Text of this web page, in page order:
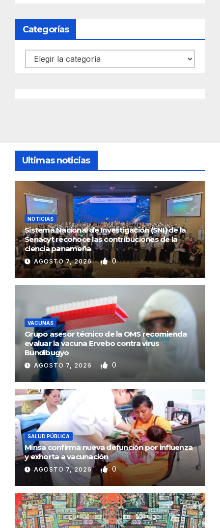
Categorías
Categorías
Ultimas noticias
NOTICIAS
Sistema Nacional de Investigación (SNI) de la
Senacyt reconoce las contribuciones de la
ciencia panameña
AGOSTO 7, 2026 0
VACUNAS
Grupo asesor técnico de la OMS recomienda
evaluar la vacuna Ervebo contra virus
Bundibugyo
AGOSTO 7, 2026 0
SALUD PÚBLICA
Minsa confirma nueva defunción por influenza
y exhorta a vacunación
AGOSTO 7, 2026 0